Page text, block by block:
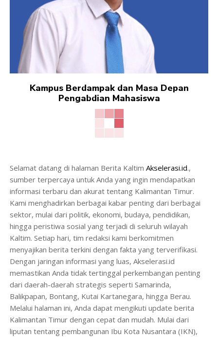
Kampus Berdampak dan Masa Depan
Pengabdian Mahasiswa
Selamat datang di halaman Berita Kaltim Akselerasi.id.,
sumber terpercaya untuk Anda yang ingin mendapatkan
informasi terbaru dan akurat tentang Kalimantan Timur.
Kami menghadirkan berbagai kabar penting dari berbagai
sektor, mulai dari politik, ekonomi, budaya, pendidikan,
hingga peristiwa sosial yang terjadi di seluruh wilayah
Kaltim. Setiap hari, tim redaksi kami berkomitmen
menyajikan berita terkini dengan fakta yang terverifikasi.
Dengan jaringan informasi yang luas, Akselerasi.id
memastikan Anda tidak tertinggal perkembangan penting
dari daerah-daerah strategis seperti Samarinda,
Balikpapan, Bontang, Kutai Kartanegara, hingga Berau.
Melalui halaman ini, Anda dapat mengikuti update berita
Kalimantan Timur dengan cepat dan mudah. Mulai dari
liputan tentang pembangunan Ibu Kota Nusantara (IKN),